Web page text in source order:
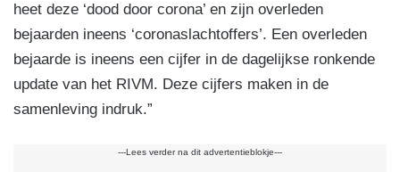
heet deze ‘dood door corona’ en zijn overleden
bejaarden ineens ‘coronaslachtoffers’. Een overleden
bejaarde is ineens een cijfer in de dagelijkse ronkende
update van het RIVM. Deze cijfers maken in de
samenleving indruk.”
---Lees verder na dit advertentieblokje---